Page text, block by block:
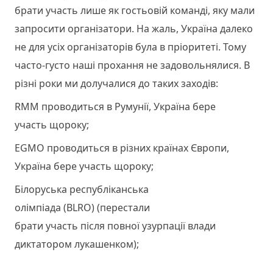
брати участь лише як гостьовій команді, яку мали
запросити організатори. На жаль, Україна далеко
не для усіх організаторів була в пріоритеті. Тому
часто-густо наші прохання не задовольнялися. В
різні роки ми долучалися до таких заходів:
RMM проводиться в Румунії, Україна бере
участь щороку;
EGMO проводиться в різних країнах Європи,
Україна бере участь щороку;
Білоруська республіканська
олімпіада (BLRO) (перестали
брати участь після повної узурпації влади
диктатором лукашенком);